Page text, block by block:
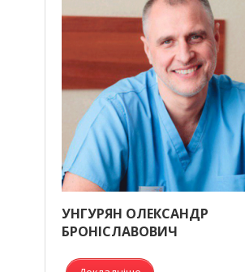
УНГУРЯН ОЛЕКСАНДР
БРОНІСЛАВОВИЧ